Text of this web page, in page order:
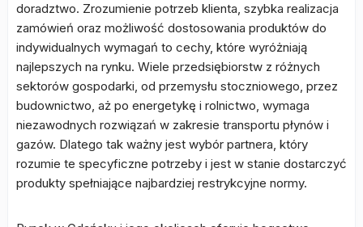
doradztwo. Zrozumienie potrzeb klienta, szybka realizacja
zamówień oraz możliwość dostosowania produktów do
indywidualnych wymagań to cechy, które wyróżniają
najlepszych na rynku. Wiele przedsiębiorstw z różnych
sektorów gospodarki, od przemysłu stoczniowego, przez
budownictwo, aż po energetykę i rolnictwo, wymaga
niezawodnych rozwiązań w zakresie transportu płynów i
gazów. Dlatego tak ważny jest wybór partnera, który
rozumie te specyficzne potrzeby i jest w stanie dostarczyć
produkty spełniające najbardziej restrykcyjne normy.